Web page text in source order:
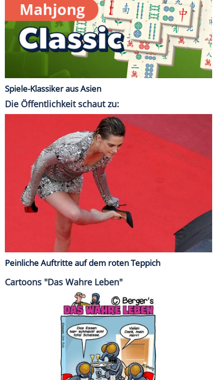
Spiele-Klassiker aus Asien
Die Öffentlichkeit schaut zu:
Peinliche Auftritte auf dem roten Teppich
Cartoons "Das Wahre Leben"